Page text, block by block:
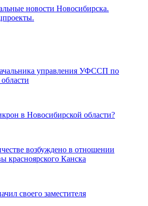
новости Новосибирска.
управления УФССП по
в Новосибирской области?
возбуждено в отношении
красноярского Канска
своего заместителя